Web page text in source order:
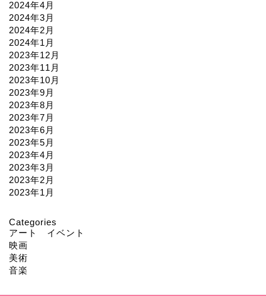
2024年4月
2024年3月
2024年2月
2024年1月
2023年12月
2023年11月
2023年10月
2023年9月
2023年8月
2023年7月
2023年6月
2023年5月
2023年4月
2023年3月
2023年2月
2023年1月
Categories
アート イベント
映画
美術
音楽